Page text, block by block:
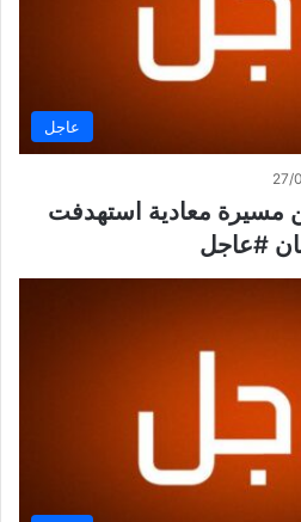
عاجل
27/
مسيرة معادية استهدفت
#عاجل